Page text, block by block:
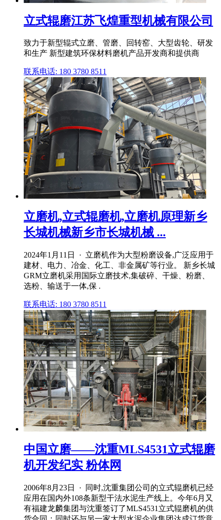
立式辊磨江苏飞煌重型机械有限公司
致力于新型辊式立磨、管磨、回转窑、大型齿轮、研发
和生产 新型建筑环保材料磨机产品开发商和提供商
联系电话: 180 3780 8511
立磨机,立式辊磨机,立磨机原理新乡
长城机械新乡市长城机械 ...
2024年1月11日 · 立磨机作为大型粉磨设备,广泛应用于
建材、电力、冶金、化工、非金属矿等行业。 新乡长城
GRM立磨机采用国际立磨技术,集破碎、干燥、粉磨、
选粉、输送于一体,保 .
联系电话: 180 3780 8511
中国立磨——沈重MLS4531立式辊磨
机开发纪实 粉体网
2006年8月23日 · 同时,沈重集团公司的立式辊磨机已经
应用在国内外108条新型干法水泥生产线上。今年6月又
有福建龙麟集团与沈重签订了MLS4531立式辊磨机的供